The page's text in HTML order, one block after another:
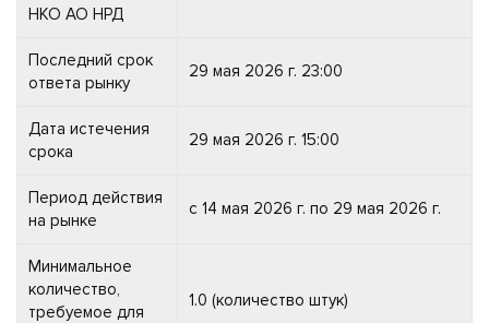
НКО АО НРД
Последний срок
ответа рынку
29 мая 2026 г. 23:00
Дата истечения
срока
29 мая 2026 г. 15:00
Период действия
на рынке
с 14 мая 2026 г. по 29 мая 2026 г.
Минимальное
количество,
требуемое для
1.0 (количество штук)